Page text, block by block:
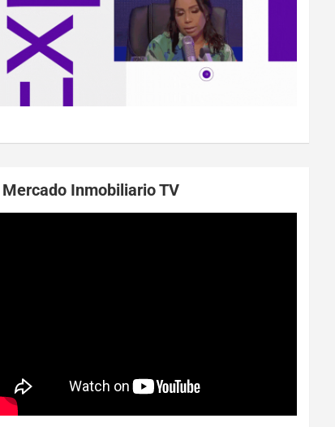
Mercado Inmobiliario TV